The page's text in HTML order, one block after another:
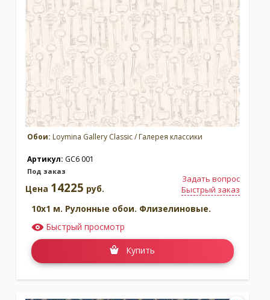
Обои: Loymina Gallery Classic / Галерея классики
Артикул: GC6 001
Под заказ
Задать вопрос
Быстрый заказ
Цена 14225 руб.
10x1 м. Рулонные обои. Флизелиновые.
Быстрый просмотр
Купить